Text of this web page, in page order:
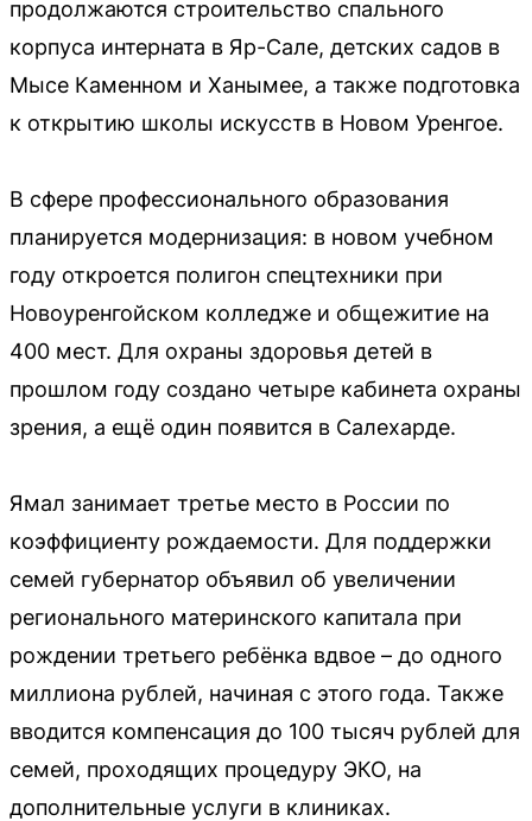
продолжаются строительство спального
корпуса интерната в Яр-Сале, детских садов в
Мысе Каменном и Ханымее, а также подготовка
к открытию школы искусств в Новом Уренгое.
В сфере профессионального образования
планируется модернизация: в новом учебном
году откроется полигон спецтехники при
Новоуренгойском колледже и общежитие на
400 мест. Для охраны здоровья детей в
прошлом году создано четыре кабинета охраны
зрения, а ещё один появится в Салехарде.
Ямал занимает третье место в России по
коэффициенту рождаемости. Для поддержки
семей губернатор объявил об увеличении
регионального материнского капитала при
рождении третьего ребёнка вдвое – до одного
миллиона рублей, начиная с этого года. Также
вводится компенсация до 100 тысяч рублей для
семей, проходящих процедуру ЭКО, на
дополнительные услуги в клиниках.